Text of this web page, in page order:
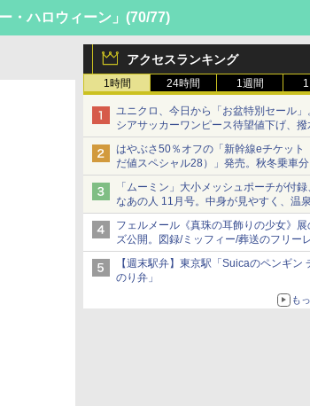
・ハロウィーン」 (70/77)
アクセスランキング
1時間 24時間 1週間
ユニクロ、今日から「お盆特別セール」
シアサッカーワンピース待望値下げ、撥
ショーツは1990円に
はやぶさ50％オフの「新幹線eチケット
だ値スペシャル28）」発売。秋冬乗車
ねっと限定
「ムーミン」大小メッシュポーチが付
なあの人 11月号。中身が見やすく、温
も使える
フェルメール《真珠の耳飾りの少女》展
ズ公開。図録/ミッフィー/葬送のフリー
か、注目ブランドコラボが実現
【週末駅弁】東京駅「Suicaのペンギン
のり弁」
も